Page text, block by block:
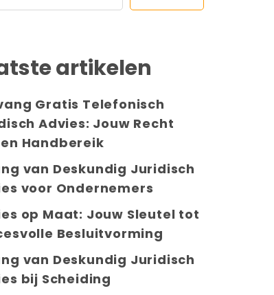
artikelen
Gratis Telefonisch
Advies: Jouw Recht
Handbereik
van Deskundig Juridisch
voor Ondernemers
op Maat: Jouw Sleutel tot
Besluitvorming
van Deskundig Juridisch
bij Scheiding